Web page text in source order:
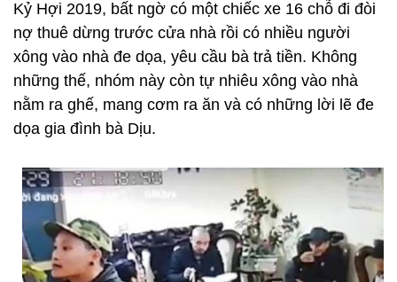
Kỷ Hợi 2019, bất ngờ có một chiếc xe 16 chỗ đi đòi
nợ thuê dừng trước cửa nhà rồi có nhiều người
xông vào nhà đe dọa, yêu cầu bà trả tiền. Không
những thế, nhóm này còn tự nhiêu xông vào nhà
nằm ra ghế, mang cơm ra ăn và có những lời lẽ đe
dọa gia đình bà Dịu.